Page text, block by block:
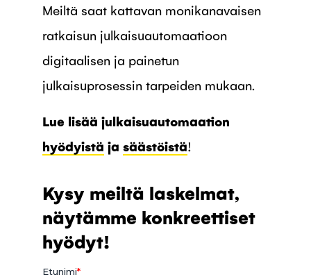
Meiltä saat kattavan monikanavaisen
ratkaisun julkaisuautomaatioon
digitaalisen ja painetun
julkaisuprosessin tarpeiden mukaan.
Lue lisää julkaisuautomaation
hyödyistä ja säästöistä!
Kysy meiltä laskelmat,
näytämme konkreettiset
hyödyt!